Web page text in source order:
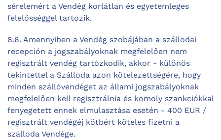
sérelemért a Vendég korlátlan és egyetemleges
felelősséggel tartozik.
8.6. Amennyiben a Vendég szobájában a szállodai
recepción a jogszabályoknak megfelelően nem
regisztrált vendég tartózkodik, akkor - különös
tekintettel a Szálloda azon kötelezettségére, hogy
minden szállóvendéget az állami jogszabályoknak
megfelelően kell regisztrálnia és komoly szankciókkal
fenyegetett ennek elmulasztása esetén - 400 EUR /
regisztrált vendégéj kötbért köteles fizetni a
szálloda Vendége.